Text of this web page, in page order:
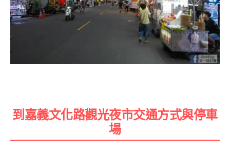
到嘉義文化路觀光夜市交通方式與停車
場